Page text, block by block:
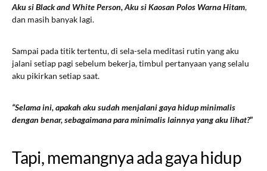
Aku si Black and White Person, Aku si Kaosan Polos Warna Hitam,
dan masih banyak lagi.
Sampai pada titik tertentu, di sela-sela meditasi rutin yang aku
jalani setiap pagi sebelum bekerja, timbul pertanyaan yang selalu
aku pikirkan setiap saat.
“Selama ini, apakah aku sudah menjalani gaya hidup minimalis
dengan benar, sebagaimana para minimalis lainnya yang aku lihat?”
Tapi, memangnya ada gaya hidup